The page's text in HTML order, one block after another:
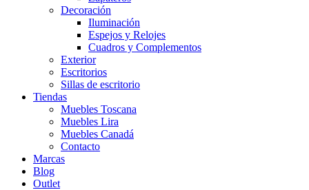
Decoración
Iluminación
Espejos y Relojes
Cuadros y Complementos
Exterior
Escritorios
Sillas de escritorio
Tiendas
Muebles Toscana
Muebles Lira
Muebles Canadá
Contacto
Marcas
Blog
Outlet